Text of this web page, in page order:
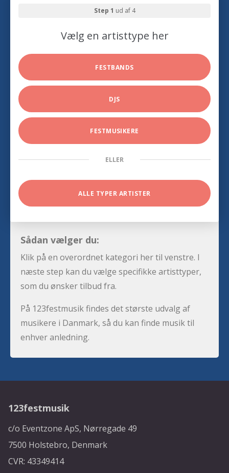
Step 1 ud af 4
Vælg en artisttype her
FESTBANDS
DJS
FESTMUSIKERE
ELLER
ALLE TYPER ARTISTER
Sådan vælger du:
Klik på en overordnet kategori her til venstre. I
næste step kan du vælge specifikke artisttyper,
som du ønsker tilbud fra.
På 123festmusik findes det største udvalg af
musikere i Danmark, så du kan finde musik til
enhver anledning.
123festmusik
c/o Eventzone ApS, Nørregade 49
7500 Holstebro, Denmark
CVR: 43349414